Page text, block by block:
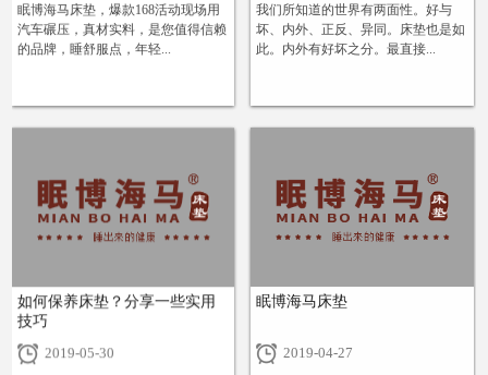
眠博海马床垫，爆款168活动现场用
汽车碾压，真材实料，是您值得信赖
的品牌，睡舒服点，年轻...
+
我们所知道的世界有两面性。好与
坏、内外、正反、异同。床垫也是如
此。内外有好坏之分。最直接...
+
如何保养床垫？分享一些实用
技巧
2019-05-30
眠博海马床垫
2019-04-27